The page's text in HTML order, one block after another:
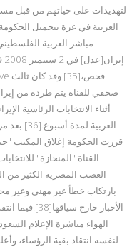
العربية
قررت الحكومة إغلاق المكتب
الغضب المصرية الكثير من
بارتكاب خطأ غير مهني وغير
الأخبار
الهواء مباشرة الإعلام
لنفسه انتقاد بقية الرؤساء،